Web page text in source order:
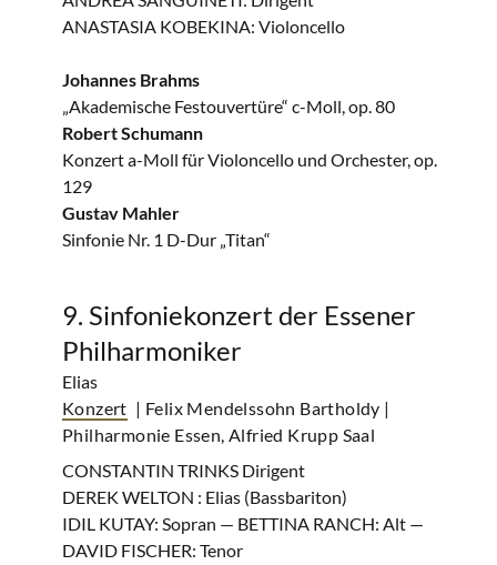
ANASTASIA KOBEKINA: Violoncello
Johannes Brahms
„Akademische Festouvertüre“ c-Moll, op. 80
Robert Schumann
Konzert a-Moll für Violoncello und Orchester, op.
129
Gustav Mahler
Sinfonie Nr. 1 D-Dur „Titan“
9. Sinfoniekonzert der Essener
Philharmoniker
Elias
Konzert | Felix Mendelssohn Bartholdy |
Philharmonie Essen, Alfried Krupp Saal
CONSTANTIN TRINKS Dirigent
DEREK WELTON : Elias (Bassbariton)
IDIL KUTAY: Sopran — BETTINA RANCH: Alt —
DAVID FISCHER: Tenor